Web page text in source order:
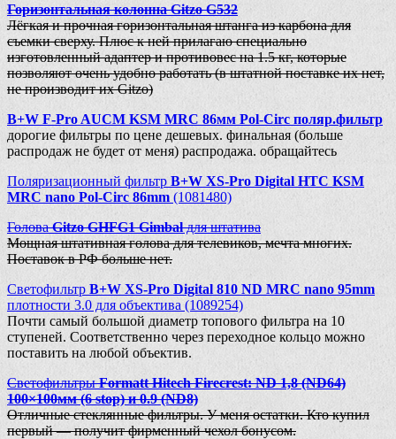
Горизонтальная колонна Gitzo G532
Лёгкая и прочная горизонтальная штанга из карбона для
съемки сверху. Плюс к ней прилагаю специально
изготовленный адаптер и противовес на 1.5 кг, которые
позволяют очень удобно работать (в штатной поставке их нет,
не производит их Gitzo)
B+W F-Pro AUCM KSM MRC 86мм Pol-Circ поляр.фильтр
дорогие фильтры по цене дешевых. финальная (больше
распродаж не будет от меня) распродажа. обращайтесь
Поляризационный фильтр B+W XS-Pro Digital HTC KSM
MRC nano Pol-Circ 86mm (1081480)
ГоловаGitzo GHFG1 Gimbalдля штатива
Мощная штативная голова для телевиков, мечта многих.
Поставок в РФ больше нет.
Светофильтр B+W XS-Pro Digital 810 ND MRC nano 95mm
плотности 3.0 для объектива (1089254)
Почти самый большой диаметр топового фильтра на 10
ступеней. Соответственно через переходное кольцо можно
поставить на любой объектив.
СветофильтрыFormatt Hitech Firecrest: ND 1,8 (ND64)
100×100мм (6 stop) и 0.9 (ND8)
Отличные стеклянные фильтры. У меня остатки. Кто купил
первый — получит фирменный чехол бонусом.